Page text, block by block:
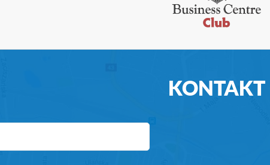
KONTAKT